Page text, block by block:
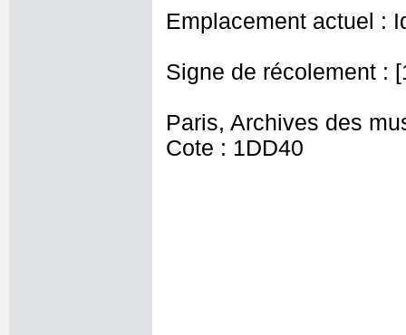
Emplacement actuel :
Signe de récolement :
Paris, Archives des
Cote : 1DD40